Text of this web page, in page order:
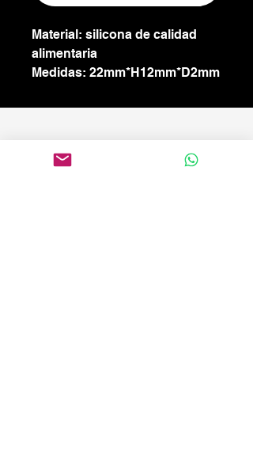
Material: silicona de calidad
alimentaria
Medidas: 22mm*H12mm*D2mm